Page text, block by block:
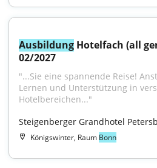
Ausbildung Hotelfach (all
02/2027
"...Sie eine spannende Reise!
Lernen und Unterstützung in
Hotelbereichen..."
Steigenberger Grandhotel
Königswinter, Raum Bonn